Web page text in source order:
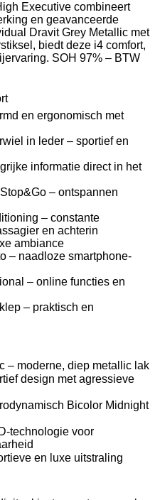
Executive combineert
en geavanceerde
Dravit Grey Metallic met
biedt deze i4 comfort,
SOH 97% – BTW
en ergonomisch met
in leder – sportief en
informatie direct in het
– ontspannen
– constante
en achterin
ambiance
– naadloze smartphone-
– online functies en
– praktisch en
– moderne, diep metallic lak
design met agressieve
Bicolor Midnight
technologie voor
en luxe uitstraling